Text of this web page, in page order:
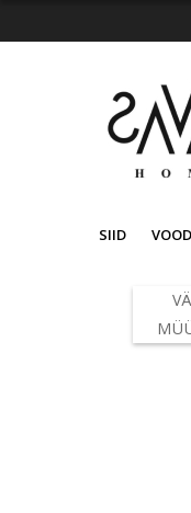
SIID